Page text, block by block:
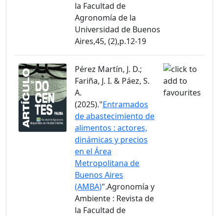
la Facultad de
Agronomía de la
Universidad de Buenos
Aires,45, (2),p.12-19
Pérez Martín, J. D.;
Fariña, J. I. & Páez, S.
A.
(2025)."Entramados
de abastecimiento de
alimentos : actores,
dinámicas y precios
en el Área
Metropolitana de
Buenos Aires
(AMBA)".Agronomía y
Ambiente : Revista de
la Facultad de